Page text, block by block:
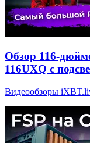
Обзор 116-
116UXQ с
Видеообзоры